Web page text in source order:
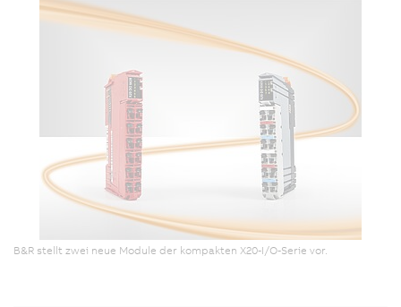
B&R stellt zwei neue Module der kompakten X20-I/O-Serie vor.